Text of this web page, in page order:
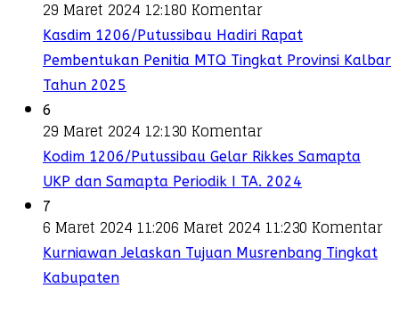
29 Maret 2024 12:180 Komentar
Kasdim 1206/Putussibau Hadiri Rapat
Pembentukan Penitia MTQ Tingkat Provinsi Kalbar
Tahun 2025
6
29 Maret 2024 12:130 Komentar
Kodim 1206/Putussibau Gelar Rikkes Samapta
UKP dan Samapta Periodik I TA. 2024
7
6 Maret 2024 11:206 Maret 2024 11:230 Komentar
Kurniawan Jelaskan Tujuan Musrenbang Tingkat
Kabupaten